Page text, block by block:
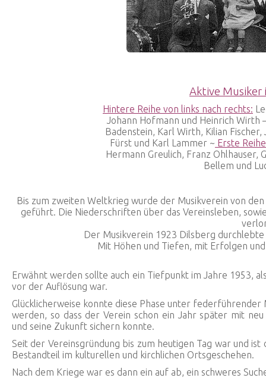
Aktive Musiker
Hintere Reihe von links nach rechts:
Johann Hofmann und Heinrich Wirth
Badenstein, Karl Wirth, Kilian
Fürst und Karl Lammer ~ Erste
Hermann Greulich, Franz
Bellem und
Bis zum zweiten Weltkrieg wurde der Musikverein von
geführt. Die Niederschriften über das Vereinsleben,
Der Musikverein 1923 Dilsberg
Mit Höhen und Tiefen, mit Erfolgen
Erwähnt werden sollte auch ein Tiefpunkt im Jahre 1953,
vor der Auflösung war.
Glücklicherweise konnte diese Phase unter
werden, so dass der Verein schon ein Jahr später mit
und seine Zukunft sichern konnte.
Seit der Vereinsgründung bis zum heutigen Tag war und
Bestandteil im kulturellen und kirchlichen Ortsgeschehen.
Nach dem Kriege war es dann ein auf ab, ein schweres